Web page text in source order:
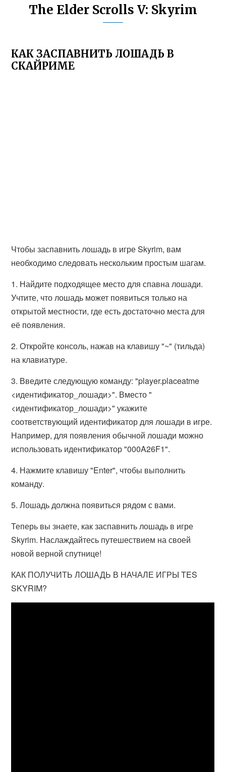
The Elder Scrolls V: Skyrim
КАК ЗАСПАВНИТЬ ЛОШАДЬ В
СКАЙРИМЕ
Чтобы заспавнить лошадь в игре Skyrim, вам
необходимо следовать нескольким простым шагам.
1. Найдите подходящее место для спавна лошади.
Учтите, что лошадь может появиться только на
открытой местности, где есть достаточно места для
её появления.
2. Откройте консоль, нажав на клавишу "~" (тильда)
на клавиатуре.
3. Введите следующую команду: "player.placeatme
<идентификатор_лошади>". Вместо "
<идентификатор_лошади>" укажите
соответствующий идентификатор для лошади в игре.
Например, для появления обычной лошади можно
использовать идентификатор "000A26F1".
4. Нажмите клавишу "Enter", чтобы выполнить
команду.
5. Лошадь должна появиться рядом с вами.
Теперь вы знаете, как заспавнить лошадь в игре
Skyrim. Наслаждайтесь путешествием на своей
новой верной спутнице!
КАК ПОЛУЧИТЬ ЛОШАДЬ В НАЧАЛЕ ИГРЫ TES
SKYRIM?